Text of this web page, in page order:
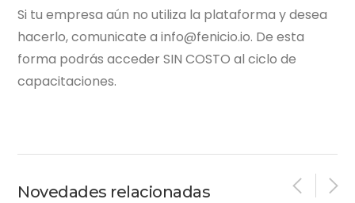
Si tu empresa aún no utiliza la plataforma y desea
hacerlo, comunicate a info@fenicio.io. De esta
forma podrás acceder SIN COSTO al ciclo de
capacitaciones.
Novedades relacionadas